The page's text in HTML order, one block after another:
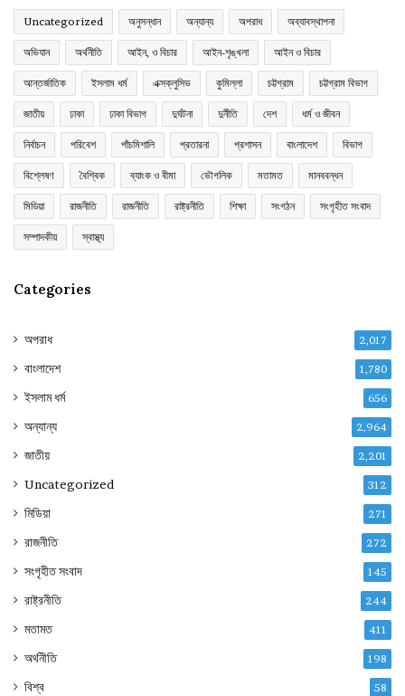
Uncategorized অনুসন্ধান অন্যান্য অপরাধ অব্যাবস্থাপনা
অভিযান অর্থনীতি আইন, ও বিচার আইন-শৃঙ্খলা আইন ও বিচার
আন্তর্জাতিক ইসলাম ধর্ম এক্সক্লুসিভ কুমিল্লা চট্টগ্রাম চট্টগ্রাম বিভাগ
জাতীয় ঢাকা ঢাকা বিভাগ দুর্ঘটনা দুর্নীতি দেশ ধর্ম ও জীবন
নির্বাচন পরিবেশ পাঁচমিশালি প্রতারনা প্রশাসন বাংলাদেশ বিভাগ
বিশ্লেষণ বৈশ্বিক ব্যাংক ও বীমা ভৌগলিক মতামত মানববন্ধন
মিডিয়া রাজনীতি রাজনীতি রাষ্ট্রনীতি শিক্ষা সংগঠন সংগৃহীত সংবাদ
সম্পাদকীয় স্বাস্থ্য
Categories
অপরাধ 2,017
বাংলাদেশ 1,780
ইসলাম ধর্ম 656
অন্যান্য 2,964
জাতীয় 2,201
Uncategorized 312
মিডিয়া 271
রাজনীতি 272
সংগৃহীত সংবাদ 145
রাষ্ট্রনীতি 244
মতামত 411
অর্থনীতি 198
বিশ্ব 58